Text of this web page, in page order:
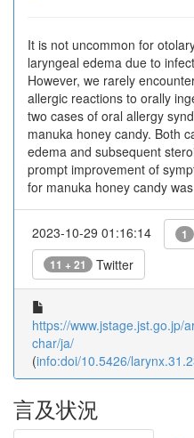
It is not uncommon for
laryngeal edema due to
However, we rarely
allergic reactions to orally
two cases of oral allergy
manuka honey candy. Both
edema and subsequent
prompt improvement of
for manuka honey candy
2023-10-29 01:16:14 1
11 + 21 Twitter
https://www.jstage.jst.go.jp/
char/ja/
(info:doi/10.5426/
言及状況